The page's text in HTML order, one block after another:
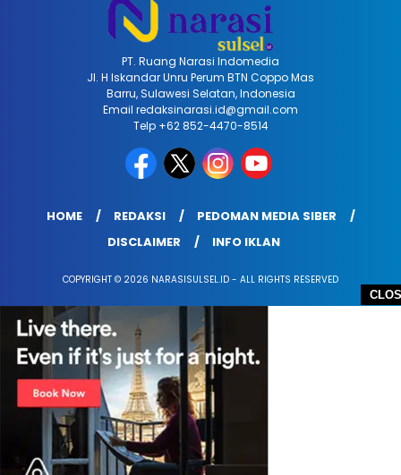
PT. Ruang Narasi Indomedia
Jl. H Iskandar Unru Perum BTN Coppo Mas
Barru, Sulawesi Selatan, Indonesia
Email redaksinarasi.id@gmail.com
Telp +62 852-4470-8514
HOME REDAKSI
PEDOMAN MEDIA SIBER
DISCLAIMER
INFO IKLAN
COPYRIGHT © 2026 NARASISULSEL.ID - ALL RIGHTS RESERVED